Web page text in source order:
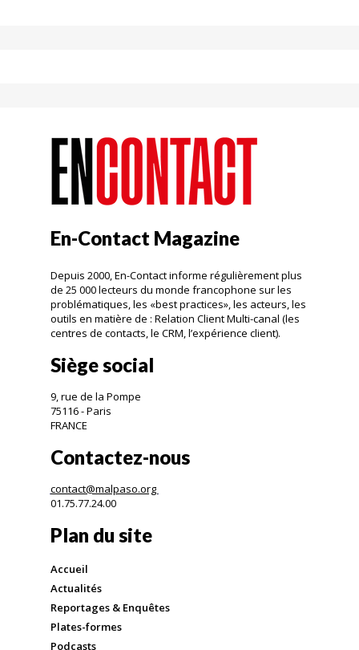
En-Contact Magazine
Depuis 2000, En-Contact informe régulièrement plus
de 25 000 lecteurs du monde francophone sur les
problématiques, les «best practices», les acteurs, les
outils en matière de : Relation Client Multi-canal (les
centres de contacts, le CRM, l’expérience client).
Siège social
9, rue de la Pompe
75116 - Paris
FRANCE
Contactez-nous
contact@malpaso.org
01.75.77.24.00
Plan du site
Accueil
Actualités
Reportages & Enquêtes
Plates-formes
Podcasts